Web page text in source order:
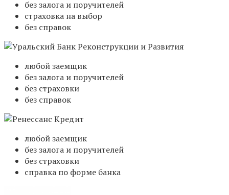
без залога и поручителей
страховка на выбор
без справок
любой заемщик
без залога и поручителей
без страховки
без справок
любой заемщик
без залога и поручителей
без страховки
справка по форме банка